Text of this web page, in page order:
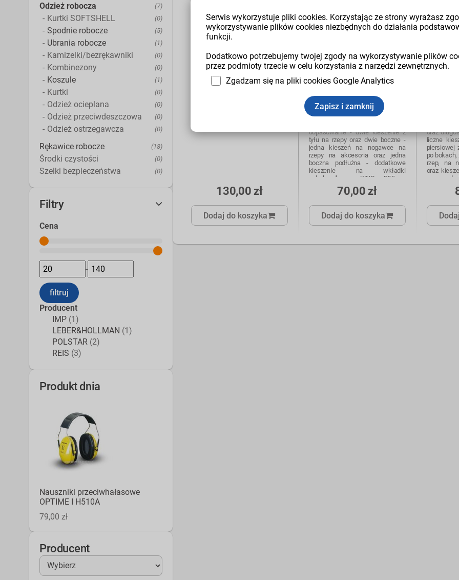
Serwis wykorzystuje pliki cookies. Korzystając ze strony wyrażasz
wykorzystywanie plików cookies niezbędnych do działania
funkcji.
Dodatkowo potrzebujemy twojej zgody na wykorzystywanie plików
przez podmioty trzecie w celu korzystania z narzędzi zewnętrznych.
Zgadzam się na pliki cookies Google Analytics
Zapisz i zamknij
Odzież robocza (7)
Kurtki SOFTSHELL (0)
Spodnie robocze (5)
Ubrania robocze (1)
Kamizelki/bezrękawniki (0)
Kombinezony (0)
Koszule (1)
Kurtki (0)
Odzież ocieplana (0)
Odzież przeciwdeszczowa (0)
Odzież ostrzegawcza (0)
Rękawice robocze (18)
Środki czystości (0)
Szelki bezpieczeństwa (0)
Filtry
Cena
-
Producent
IMP (1)
LEBER&HOLLMAN (1)
POLSTAR (2)
REIS (3)
Produkt dnia
Nauszniki przeciwhałasowe
OPTIME I H510A
79,00 zł
Producent
Spodnie ochronne
ogrodniczki SEVEN
KINGS QUARTZ
Producent:POLSTAR
Materiał: Poliester/Bawełna(65%
/35% ), Gramatura: 300 g ⁄m²,
130,00 zł
Dodaj do koszyka
Spodnie robocze do
PRO-T
Producent:REIS
Spodnie ochronne do pasa. - 65%
poliester, 35% bawełna -
zapinane na guzik i zamek
błyskawiczny - gumka w pasie w
tylnej partii zwiększa swobodę
dopasowanie - dwie kieszenie z
tyłu na rzepy oraz dwie boczne -
jedna kieszeń na nogawce na
rzepy na akcesoria oraz jedna
boczna podłużna - dodatkowe
kieszenie na wkładki
nakolannikowe KING BEE -
końcówka do przypięcia kluczy
70,00 zł
Dodaj do koszyka
Producent:
Spodnie
65%
w pasie
swobodę
lepsze
regulacji
oraz
liczne
piersiowej
po bokach,
rzep, na
oraz
rzep -
wkładki
-